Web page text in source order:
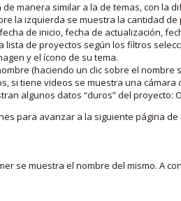
manera similar a la de temas, con la
la izquierda se muestra la cantidad
de inicio, fecha de actualización,
lista de proyectos según los filtros
y el ícono de su tema.
(haciendo un clic sobre el
si tiene videos se muestra una
algunos datos “duros” del
para avanzar a la siguiente página
se muestra el nombre del mismo. A